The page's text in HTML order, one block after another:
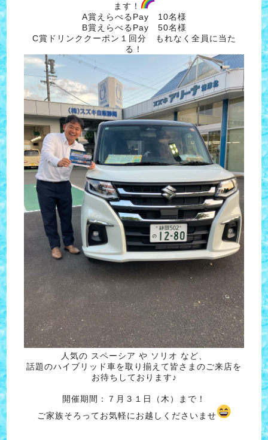
ます！
A賞えらべるPay 10名様
B賞えらべるPay 50名様
C賞ドリンククーポン１回分 もれなく全員に当た
る！
人気の スペーシア や ソリオ など、
話題のハイブリッド車を取り揃えて皆さまのご来店を
お待ちしております♪
開催期間：７月３１日（木）まで！
ご家族そろってお気軽にお越しくださいませ